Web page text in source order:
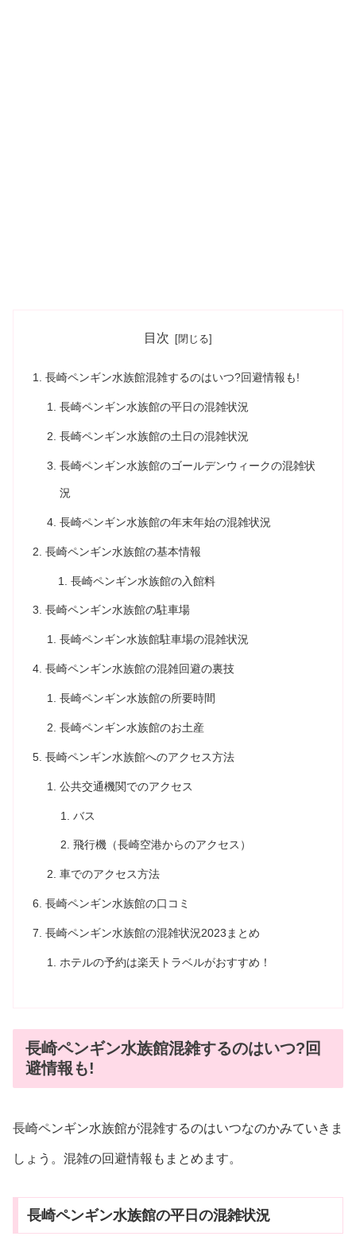
目次
長崎ペンギン水族館混雑するのはいつ?回避情報も!
長崎ペンギン水族館の平日の混雑状況
長崎ペンギン水族館の土日の混雑状況
長崎ペンギン水族館のゴールデンウィークの混雑状
況
長崎ペンギン水族館の年末年始の混雑状況
長崎ペンギン水族館の基本情報
長崎ペンギン水族館の入館料
長崎ペンギン水族館の駐車場
長崎ペンギン水族館駐車場の混雑状況
長崎ペンギン水族館の混雑回避の裏技
長崎ペンギン水族館の所要時間
長崎ペンギン水族館のお土産
長崎ペンギン水族館へのアクセス方法
公共交通機関でのアクセス
バス
飛行機（長崎空港からのアクセス）
車でのアクセス方法
長崎ペンギン水族館の口コミ
長崎ペンギン水族館の混雑状況2023まとめ
ホテルの予約は楽天トラベルがおすすめ！
長崎ペンギン水族館混雑するのはいつ?回
避情報も!
長崎ペンギン水族館が混雑するのはいつなのかみていきま
しょう。混雑の回避情報もまとめます。
長崎ペンギン水族館の平日の混雑状況